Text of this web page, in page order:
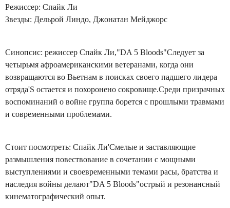
Режиссер: Спайк Ли
Звезды: Дельрой Линдо, Джонатан Мейджорс
Синопсис: режиссер Спайк Ли,"DA 5 Bloods"Следует за
четырьмя афроамериканскими ветеранами, когда они
возвращаются во Вьетнам в поисках своего падшего лидера
отряда'S остается и похоронено сокровище.Среди призрачных
воспоминаний о войне группа борется с прошлыми травмами
и современными проблемами.
Стоит посмотреть: Спайк Ли'Смелые и заставляющие
размышления повествование в сочетании с мощными
выступлениями и своевременными темами расы, братства и
наследия войны делают"DA 5 Bloods"острый и резонансный
кинематографический опыт.